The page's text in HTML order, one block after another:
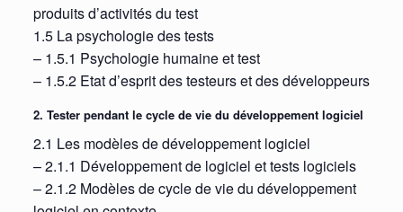
produits d’activités du test
1.5 La psychologie des tests
– 1.5.1 Psychologie humaine et test
– 1.5.2 Etat d’esprit des testeurs et des développeurs
2. Tester pendant le cycle de vie du développement logiciel
2.1 Les modèles de développement logiciel
– 2.1.1 Développement de logiciel et tests logiciels
– 2.1.2 Modèles de cycle de vie du développement